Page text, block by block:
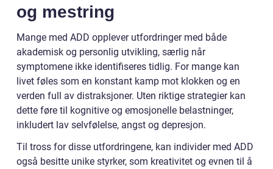
og mestring
Mange med ADD opplever utfordringer med både
akademisk og personlig utvikling, særlig når
symptomene ikke identifiseres tidlig. For mange kan
livet føles som en konstant kamp mot klokken og en
verden full av distraksjoner. Uten riktige strategier kan
dette føre til kognitive og emosjonelle belastninger,
inkludert lav selvfølelse, angst og depresjon.
Til tross for disse utfordringene, kan individer med ADD
også besitte unike styrker, som kreativitet og evnen til å